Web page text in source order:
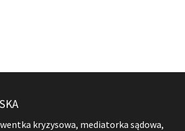
kryzysowa, mediatorka sądowa,